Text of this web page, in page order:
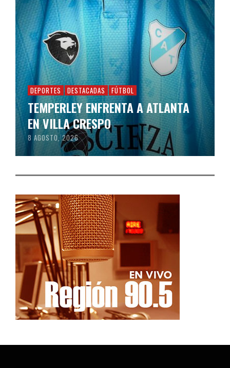
DEPORTES DESTACADAS FÚTBOL
TEMPERLEY ENFRENTA A ATLANTA
EN VILLA CRESPO
8 AGOSTO, 2026